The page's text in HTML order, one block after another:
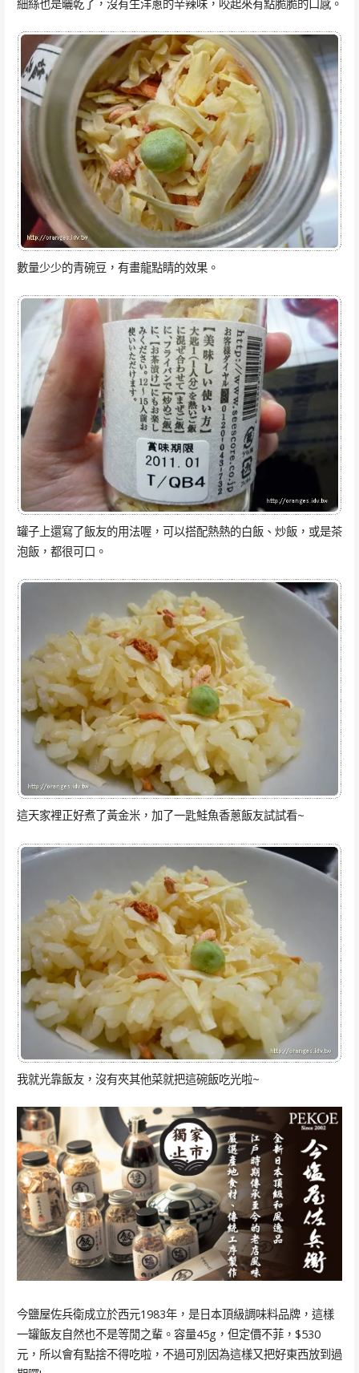
細絲也是曬乾了，沒有生洋蔥的辛辣味，咬起來有點脆脆的口感。
數量少少的青碗豆，有畫龍點睛的效果。
罐子上還寫了飯友的用法喔，可以搭配熱熱的白飯、炒飯，或是茶
泡飯，都很可口。
這天家裡正好煮了黃金米，加了一匙鮭魚香蔥飯友試試看~
我就光靠飯友，沒有夾其他菜就把這碗飯吃光啦~
今鹽屋佐兵衛成立於西元1983年，是日本頂級調味料品牌，這樣
一罐飯友自然也不是等閒之輩。容量45g，但定價不菲，$530
元，所以會有點捨不得吃啦，不過可別因為這樣又把好東西放到過